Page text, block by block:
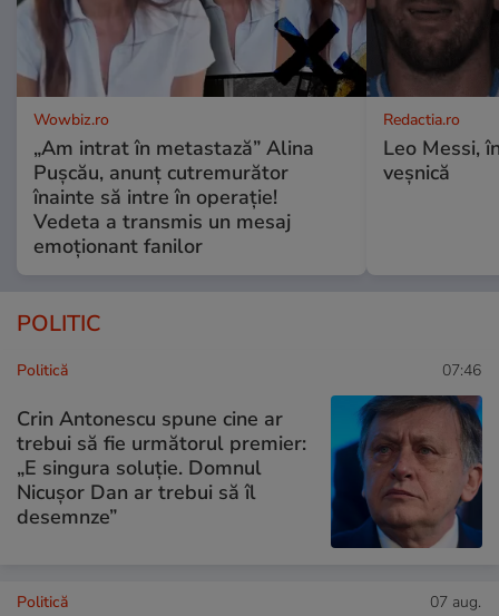
Wowbiz.ro
„Am intrat în metastază” Alina
Pușcău, anunț cutremurător
înainte să intre în operație!
Vedeta a transmis un mesaj
emoționant fanilor
Redactia.ro
Leo Messi,
veșnică
POLITIC
Politică 07:46
Crin Antonescu spune cine ar
trebui să fie următorul premier:
„E singura soluție. Domnul
Nicușor Dan ar trebui să îl
desemnze”
Politică 07 aug.